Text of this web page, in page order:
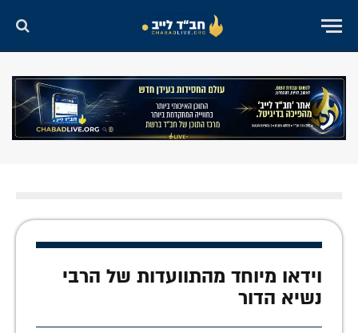
וידאו מיוחד מהתוועדות של הרבי
נשיא הדור